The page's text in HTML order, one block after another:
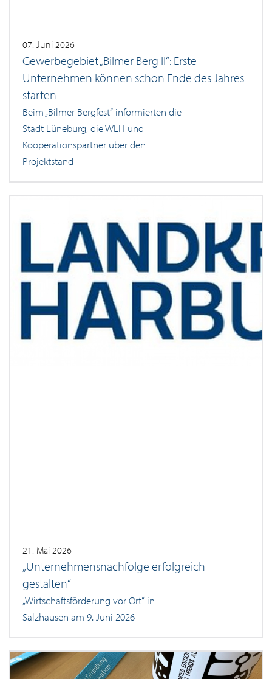
07. Juni 2026
Gewerbegebiet „Bilmer Berg II“: Erste
Unternehmen können schon Ende des Jahres
starten
Beim „Bilmer Bergfest“ informierten die
Stadt Lüneburg, die WLH und
Kooperationspartner über den
Projektstand
21. Mai 2026
„Unternehmensnachfolge erfolgreich
gestalten“
„Wirtschaftsförderung vor Ort“ in
Salzhausen am 9. Juni 2026